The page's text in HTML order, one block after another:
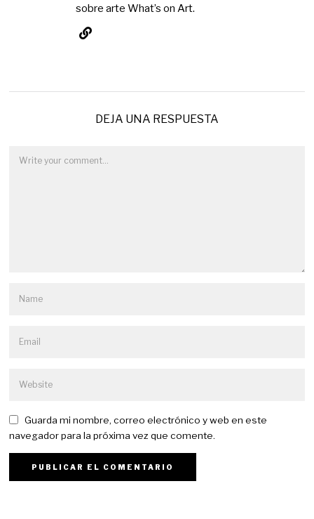
sobre arte What’s on Art.
DEJA UNA RESPUESTA
Guarda mi nombre, correo electrónico y web en este
navegador para la próxima vez que comente.